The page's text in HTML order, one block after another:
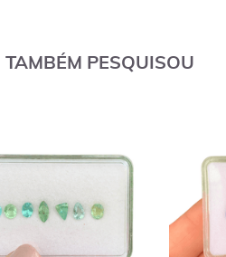
TAMBÉM PESQUISOU